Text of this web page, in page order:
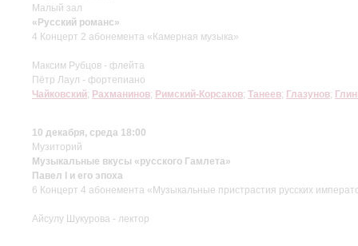
Малый зал
«Русский романс»
4 Концерт 2 абонемента «Камерная музыка»
Максим Рубцов - флейта
Пётр Лаул - фортепиано
Чайковский; Рахманинов; Римский-Корсаков; Танеев; Глазунов;
10 декабря, среда 18:00
Музиторий
Музыкальные вкусы «русского Гамлета»
Павел I и его эпоха
6 Концерт 4 абонемента «Музыкальные пристрастия русских
Айсулу Шукурова - лектор